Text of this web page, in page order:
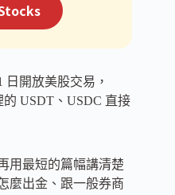
日開放美股交易，
USDT、USDC 直接
用最短的篇幅講清楚
麼出金、跟一般券商